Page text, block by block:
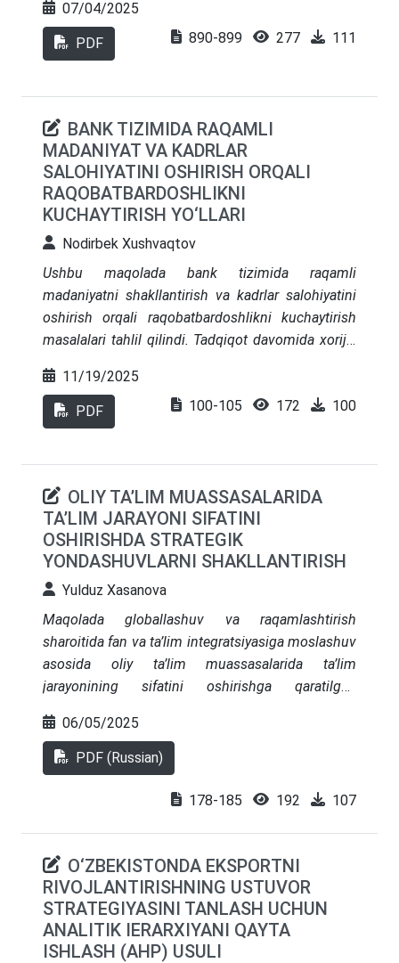
raqobatbardoshlikning muhim omili sifatida
ambitsiya emas, balki boshqaruv salohiyati
qilinishicha, reytinglarda barqaror natijalarga
erishish uchun boshqaruv islohotlari zarur bo‘lib,
ular avtonomiyani kengaytirishi, hisobdorlikni
oshirishi, institutsional salohiyatni kuchaytirishi va
reytinglarni ta’lim, ilm-fan hamda taraqqiyotning
kengroq maqsadlariga integratsiya qilishi kerak.
ta’minlashdagi ahamiyati tahlil qilinadi. Maqolada
moliyaviy va iqtisodiy ko‘rsatkichlar, samaradorlik
mezonlari asosida baholash metodlari keltirilgan
07/04/2025
PDF 890-899 277 111
BANK TIZIMIDA RAQAMLI
MADANIYAT VA KADRLAR
SALOHIYATINI OSHIRISH ORQALI
RAQOBATBARDOSHLIKNI
KUCHAYTIRISH YO‘LLARI
Nodirbek Xushvaqtov
Ushbu maqolada bank tizimida raqamli
madaniyatni shakllantirish va kadrlar salohiyatini
oshirish orqali raqobatbardoshlikni kuchaytirish
masalalari tahlil qilindi. Tadqiqot davomida xorijiy
Koreya bank tizimlari bilan O‘zbekiston amaliyoti
solishtirildi. Natijalar shuni ko‘rsatdiki, raqamli
madaniyat va inson kapitali uyg‘unligi bank
omilidir.
11/19/2025
PDF 100-105 172 100
OLIY TA’LIM MUASSASALARIDA
TA’LIM JARAYONI SIFATINI
OSHIRISHDA STRATEGIK
YONDASHUVLARNI SHAKLLANTIRISH
Yulduz Xasanova
Maqolada globallashuv va raqamlashtirish
sharoitida fan va ta’lim integratsiyasiga moslashuv
asosida oliy ta’lim muassasalarida ta’lim
jarayonining sifatini oshirishga qaratilgan
Ta’lim tashkilotlarining rivojlanishiga ta’sir etuvchi
ichki va tashqi omillarni hisobga olgan holda,
uzoq muddatli, moslashuvchan va kompleks
strategiyalarni ishlab chiqish zarurligi asoslab
06/05/2025
PDF (Russian)
178-185 192 107
O‘ZBEKISTONDA EKSPORTNI
RIVOJLANTIRISHNING USTUVOR
STRATEGIYASINI TANLASH UCHUN
ANALITIK IERARXIYANI QAYTA
ISHLASH (AHP) USULI